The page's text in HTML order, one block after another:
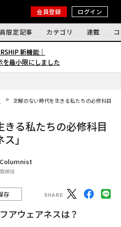
会員登録 ログイン
限定記事 カテゴリ 連載
新機能｜
最小限にしました
正解のない時代を生きる私たちの必修科目「
る私たちの必修科目
」
締役
存
アウェアネスは？